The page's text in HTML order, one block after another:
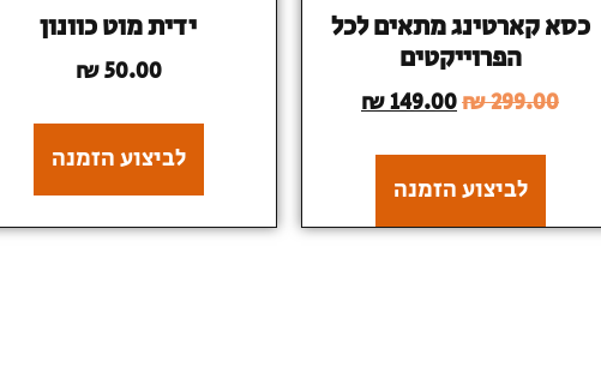
כסא קארטינג מתאים לכל
הפרוייקטים
₪299.00
₪149.00
לביצוע הזמנה
ידית מוט כוונון
₪50.00
לביצוע הזמנה